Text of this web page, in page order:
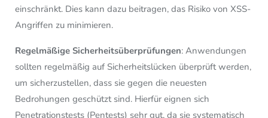
einschränkt. Dies kann dazu beitragen, das Risiko von XSS-
Angriffen zu minimieren.
Regelmäßige Sicherheitsüberprüfungen: Anwendungen
sollten regelmäßig auf Sicherheitslücken überprüft werden,
um sicherzustellen, dass sie gegen die neuesten
Bedrohungen geschützt sind. Hierfür eignen sich
Penetrationstests (Pentests) sehr gut, da sie systematisch